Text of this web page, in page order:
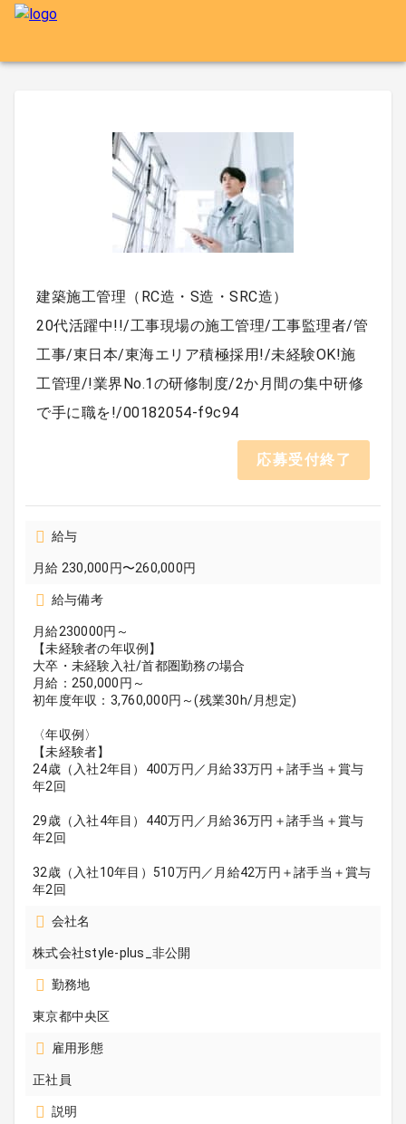
建築施工管理（RC造・S造・SRC造）
20代活躍中!!/工事現場の施工管理/工事監理者/管
工事/東日本/東海エリア積極採用!/未経験OK!施
工管理/!業界No.1の研修制度/2か月間の集中研修
で手に職を!/00182054-f9c94
応募受付終了
給与
月給 230,000円〜260,000円
給与備考
月給230000円～
【未経験者の年収例】
大卒・未経験入社/首都圏勤務の場合
月給：250,000円～
初年度年収：3,760,000円～(残業30h/月想定)
〈年収例〉
【未経験者】
24歳（入社2年目）400万円／月給33万円＋諸手当＋賞与
年2回
29歳（入社4年目）440万円／月給36万円＋諸手当＋賞与
年2回
32歳（入社10年目）510万円／月給42万円＋諸手当＋賞与
年2回
会社名
株式会社style-plus_非公開
勤務地
東京都中央区
雇用形態
正社員
説明